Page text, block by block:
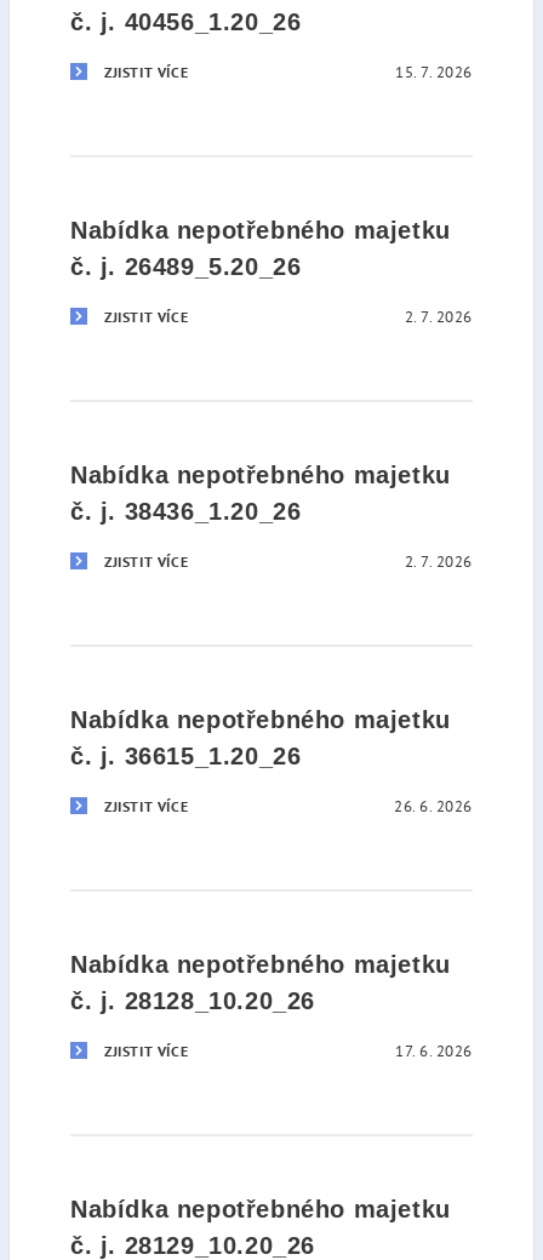
č. j. 40456_1.20_26
ZJISTIT VÍCE 15. 7. 2026
Nabídka nepotřebného majetku
č. j. 26489_5.20_26
ZJISTIT VÍCE 2. 7. 2026
Nabídka nepotřebného majetku
č. j. 38436_1.20_26
ZJISTIT VÍCE 2. 7. 2026
Nabídka nepotřebného majetku
č. j. 36615_1.20_26
ZJISTIT VÍCE 26. 6. 2026
Nabídka nepotřebného majetku
č. j. 28128_10.20_26
ZJISTIT VÍCE 17. 6. 2026
Nabídka nepotřebného majetku
č. j. 28129_10.20_26